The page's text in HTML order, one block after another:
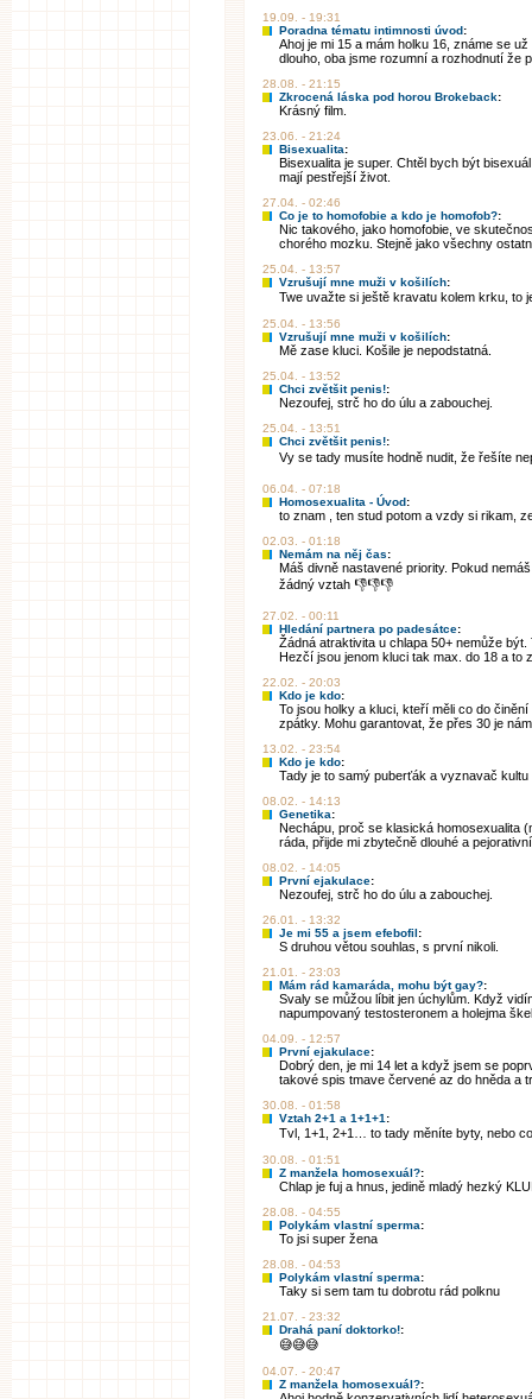
19.09. - 19:31
Poradna tématu intimnosti úvod:
Ahoj je mi 15 a mám holku 16, známe se
dlouho, oba jsme rozumní a rozhodnutí že
28.08. - 21:15
Zkrocená láska pod horou Brokeback:
Krásný film.
23.06. - 21:24
Bisexualita:
Bisexualita je super. Chtěl bych být
mají pestřejší život.
27.04. - 02:46
Co je to homofobie a kdo je homofob?:
Nic takového, jako homofobie, ve
chorého mozku. Stejně jako všechny
25.04. - 13:57
Vzrušují mne muži v košilích:
Twe uvažte si ještě kravatu kolem krku,
25.04. - 13:56
Vzrušují mne muži v košilích:
Mě zase kluci. Košile je nepodstatná.
25.04. - 13:52
Chci zvětšit penis!:
Nezoufej, strč ho do úlu a zabouchej.
25.04. - 13:51
Chci zvětšit penis!:
Vy se tady musíte hodně nudit, že řešíte
06.04. - 07:18
Homosexualita - Úvod:
to znam , ten stud potom a vzdy si rikam,
02.03. - 01:18
Nemám na něj čas:
Máš divně nastavené priority. Pokud
žádný vztah 👎👎👎
27.02. - 00:11
Hledání partnera po padesátce:
Žádná atraktivita u chlapa 50+ nemůže
Hezčí jsou jenom kluci tak max. do 18 a to
22.02. - 20:03
Kdo je kdo:
To jsou holky a kluci, kteří měli co do
zpátky. Mohu garantovat, že přes 30 je
13.02. - 23:54
Kdo je kdo:
Tady je to samý puberťák a vyznavač kultu
08.02. - 14:13
Genetika:
Nechápu, proč se klasická homosexualita
ráda, přijde mi zbytečně dlouhé a
08.02. - 14:05
První ejakulace:
Nezoufej, strč ho do úlu a zabouchej.
26.01. - 13:32
Je mi 55 a jsem efebofil:
S druhou větou souhlas, s první nikoli.
21.01. - 23:03
Mám rád kamaráda, mohu být gay?:
Svaly se můžou líbit jen úchylům. Když
napumpovaný testosteronem a holejma
04.09. - 12:57
První ejakulace:
Dobrý den, je mi 14 let a když jsem se
takové spis tmave červené az do hněda a
30.08. - 01:58
Vztah 2+1 a 1+1+1 :
Tvl, 1+1, 2+1… to tady měníte byty, nebo
30.08. - 01:51
Z manžela homosexuál?:
Chlap je fuj a hnus, jedině mladý hezký
28.08. - 04:55
Polykám vlastní sperma:
To jsi super žena
28.08. - 04:53
Polykám vlastní sperma:
Taky si sem tam tu dobrotu rád polknu
21.07. - 23:32
Drahá paní doktorko!:
😅😅😅
04.07. - 20:47
Z manžela homosexuál?: